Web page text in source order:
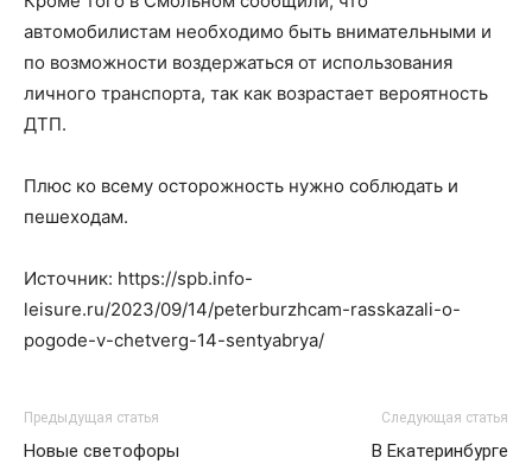
автомобилистам необходимо быть внимательными и
по возможности воздержаться от использования
личного транспорта, так как возрастает вероятность
ДТП.
Плюс ко всему осторожность нужно соблюдать и
пешеходам.
Источник: https://spb.info-
leisure.ru/2023/09/14/peterburzhcam-rasskazali-o-
pogode-v-chetverg-14-sentyabrya/
Предыдущая статья
Новые светофоры
Следующая статья
В Екатеринбурге